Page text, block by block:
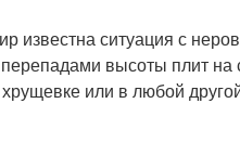
известна ситуация с
высоты плит на
или в любой